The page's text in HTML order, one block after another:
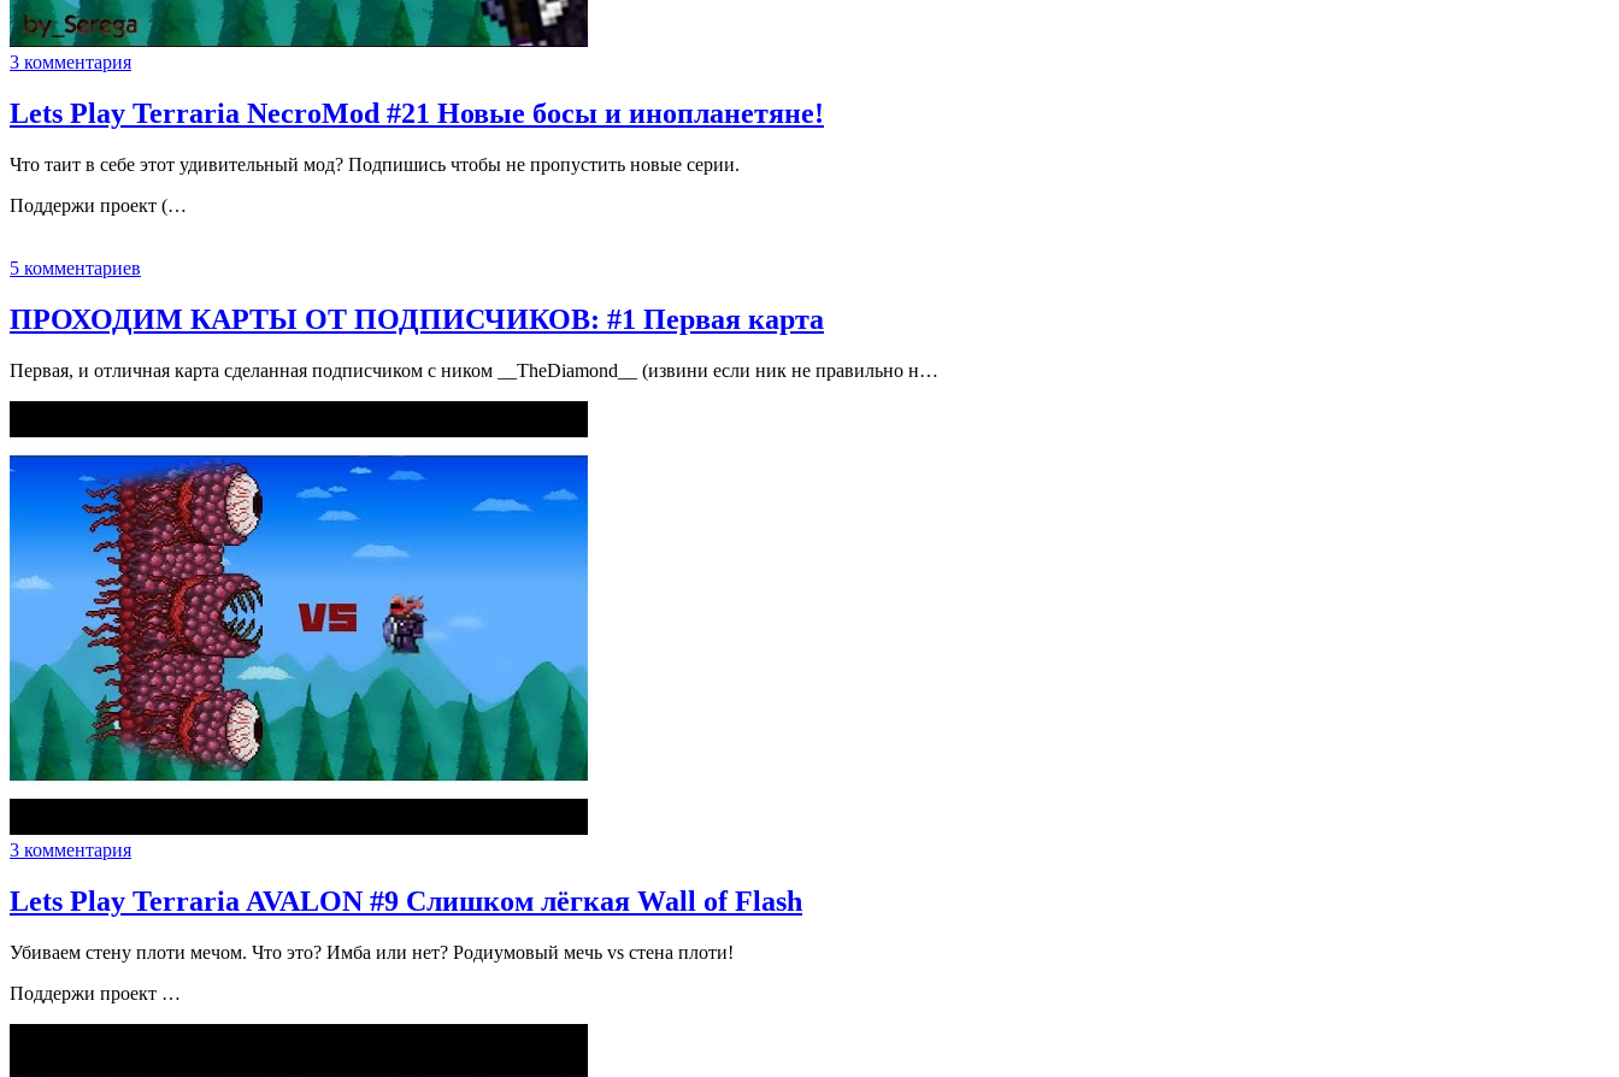
3 комментария
Lets Play Terraria NecroMod #21 Новые босы и инопланетяне!
Что таит в себе этот удивительный мод? Подпишись чтобы не пропустить новые серии.
Поддержи проект (…
5 комментариев
ПРОХОДИМ КАРТЫ ОТ ПОДПИСЧИКОВ: #1 Первая карта
Первая, и отличная карта сделанная подписчиком с ником __TheDiamond__ (извини если ник не правильно н…
3 комментария
Lets Play Terraria AVALON #9 Слишком лёгкая Wall of Flash
Убиваем стену плоти мечом. Что это? Имба или нет? Родиумовый мечь vs стена плоти!
Поддержи проект …